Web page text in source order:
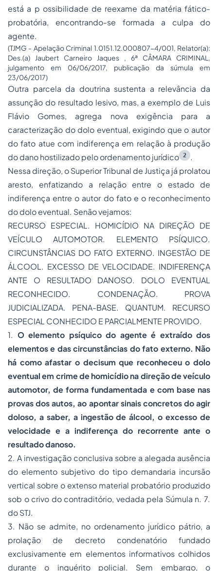
está a p ossibilidade de reexame da matéria fático-
probatória, encontrando-se formada a culpa do
agente.
(TJMG - Apelação Criminal 1.0151.12.000807-4/001, Relator(a):
Des.(a) Jaubert Carneiro Jaques , 6ª CÂMARA CRIMINAL,
julgamento em 06/06/2017, publicação da súmula em
23/06/2017)
Outra parcela da doutrina sustenta a relevância da
assunção do resultado lesivo, mas, a exemplo de Luis
Flávio Gomes, agrega nova exigência para a
caracterização do dolo eventual, exigindo que o autor
do fato atue com indiferença em relação à produção
do dano hostilizado pelo ordenamento jurídico
2
.
Nessa direção, o Superior Tribunal de Justiça já prolatou
aresto, enfatizando a relação entre o estado de
indiferença entre o autor do fato e o reconhecimento
do dolo eventual. Senão vejamos:
RECURSO ESPECIAL. HOMICÍDIO NA DIREÇÃO DE
VEÍCULO AUTOMOTOR. ELEMENTO PSÍQUICO.
CIRCUNSTÂNCIAS DO FATO EXTERNO. INGESTÃO DE
ÁLCOOL. EXCESSO DE VELOCIDADE. INDIFERENÇA
ANTE O RESULTADO DANOSO. DOLO EVENTUAL
RECONHECIDO. CONDENAÇÃO. PROVA
JUDICIALIZADA. PENA-BASE. QUANTUM. RECURSO
ESPECIAL CONHECIDO E PARCIALMENTE PROVIDO.
1. O elemento psíquico do agente é extraído dos
elementos e das circunstâncias do fato externo. Não
há como afastar o decisum que reconheceu o dolo
eventual em crime de homicídio na direção de veículo
automotor, de forma fundamentada e com base nas
provas dos autos, ao apontar sinais concretos do agir
doloso, a saber, a ingestão de álcool, o excesso de
velocidade e a indiferença do recorrente ante o
resultado danoso.
2. A investigação conclusiva sobre a alegada ausência
do elemento subjetivo do tipo demandaria incursão
vertical sobre o extenso material probatório produzido
sob o crivo do contraditório, vedada pela Súmula n. 7.
do STJ.
3. Não se admite, no ordenamento jurídico pátrio, a
prolação de decreto condenatório fundado
exclusivamente em elementos informativos colhidos
durante o inquérito policial. Sem embargo, o